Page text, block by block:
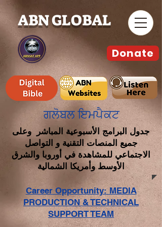
ABN GLOBAL
ਗਲੋਬਲ ਇਮਪੈਕਟ
جدول البرامج الأسبوعية المباشر وعلى
جميع المنصات التقنية و التواصل
الاجتماعي للمشاهدة في أوروبا والشرق
الأوسط وأمريكا الشمالية
Donate
Career Opportunity: MEDIA
PRODUCTION & TECHNICAL
SUPPORT TEAM